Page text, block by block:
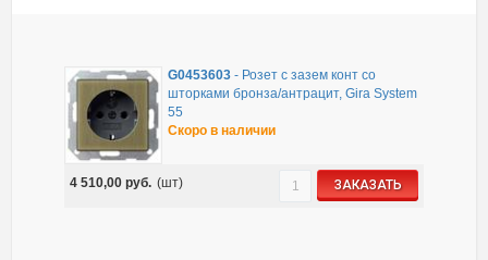
G0453603- Розет с зазем конт со
шторками бронза/антрацит, Gira System
55
Скоро в наличии
4 510,00 руб. (шт) ЗАКАЗАТЬ